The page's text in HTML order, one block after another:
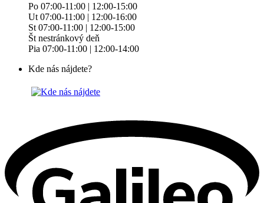
Po 07:00-11:00 | 12:00-15:00
Ut 07:00-11:00 | 12:00-16:00
St 07:00-11:00 | 12:00-15:00
Št nestránkový deň
Pia 07:00-11:00 | 12:00-14:00
Kde nás nájdete?